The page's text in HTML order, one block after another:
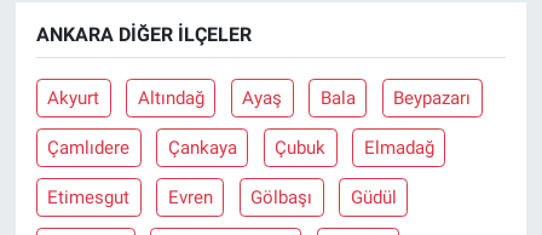
ANKARA DIĞER İLÇELER
Akyurt Altındağ Ayaş Bala Beypazarı
Çamlıdere Çankaya Çubuk Elmadağ
Etimesgut Evren Gölbaşı Güdül